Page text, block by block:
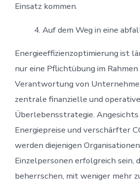
Einsatz kommen.
Auf dem Weg in eine
Energieeffizienzoptimierung ist
nur eine Pflichtübung im
Verantwortung von
zentrale finanzielle und operative
Überlebensstrategie.
Energiepreise und verschärfter
werden diejenigen
Einzelpersonen erfolgreich sein,
beherrschen, mit weniger mehr